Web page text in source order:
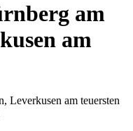
am
am
Leverkusen am teuersten